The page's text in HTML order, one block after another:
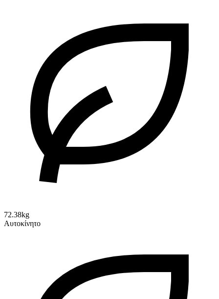
72.38kg
Αυτοκίνητο